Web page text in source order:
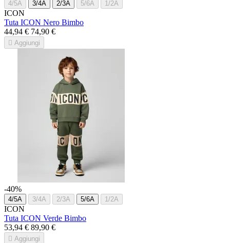
4/5A 3/4A 2/3A 5/6A 1/2A
ICON
Tuta ICON Nero Bimbo
44,94 € 74,90 €
 Aggiungi
-40%
4/5A 3/4A 2/3A 5/6A 1/2A
ICON
Tuta ICON Verde Bimbo
53,94 € 89,90 €
 Aggiungi